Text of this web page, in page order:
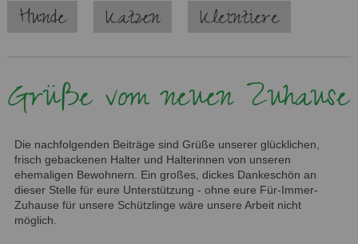
Hunde
Katzen Kleintiere
Grüße vom neuen Zuhause
Die nachfolgenden Beiträge sind Grüße unserer glücklichen,
frisch gebackenen Halter und Halterinnen von unseren
ehemaligen Bewohnern. Ein großes, dickes Dankeschön an
dieser Stelle für eure Unterstützung - ohne eure Für-Immer-
Zuhause für unsere Schützlinge wäre unsere Arbeit nicht
möglich.